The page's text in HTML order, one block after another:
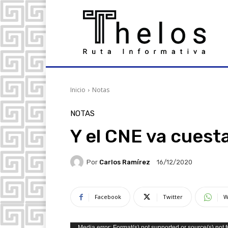
Inicio Notas
NOTAS
Y el CNE va
Por Carlos Ramírez 16/12/2020
Facebook Twitter